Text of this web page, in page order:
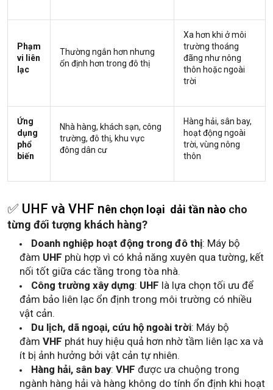
Phạm
vi liên
lạc
Thường ngắn hơn nhưng
ổn định hơn trong đô thị
Xa hơn khi ở môi
trường thoáng
đãng như nông
thôn hoặc ngoài
trời
Ứng
dụng
phổ
biến
Nhà hàng, khách sạn, công
trường, đô thị, khu vực
đông dân cư
Hàng hải, sân bay,
hoạt động ngoài
trời, vùng nông
thôn
✅ UHF và VHF nên chọn loại dải tần nào cho
từng đối tượng khách hàng?
Doanh nghiệp hoạt động trong đô thị: Máy bộ
đàm UHF phù hợp vì có khả năng xuyên qua tường, kết
nối tốt giữa các tầng trong tòa nhà.
Công trường xây dựng: UHF là lựa chọn tối ưu để
đảm bảo liên lạc ổn định trong môi trường có nhiều
vật cản.
Du lịch, dã ngoại, cứu hộ ngoài trời: Máy bộ
đàm VHF phát huy hiệu quả hơn nhờ tầm liên lạc xa và
ít bị ảnh hưởng bởi vật cản tự nhiên.
Hàng hải, sân bay: VHF được ưa chuộng trong
ngành hàng hải và hàng không do tính ổn định khi hoạt